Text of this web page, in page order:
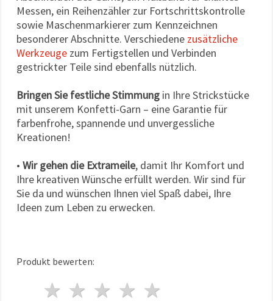
Messen, ein Reihenzähler zur Fortschrittskontrolle
sowie Maschenmarkierer zum Kennzeichnen
besonderer Abschnitte. Verschiedene zusätzliche
Werkzeuge zum Fertigstellen und Verbinden
gestrickter Teile sind ebenfalls nützlich.
Bringen Sie festliche Stimmung in Ihre Strickstücke
mit unserem Konfetti-Garn – eine Garantie für
farbenfrohe, spannende und unvergessliche
Kreationen!
• Wir gehen die Extrameile, damit Ihr Komfort und
Ihre kreativen Wünsche erfüllt werden. Wir sind für
Sie da und wünschen Ihnen viel Spaß dabei, Ihre
Ideen zum Leben zu erwecken.
Produkt bewerten:
4 Sterne
3 Sterne
2 Sterne
1 Stern